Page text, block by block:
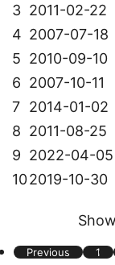
3 2011-02-22
4 2007-07-18
5 2010-09-10
6 2007-10-11
7 2014-01-02
8 2011-08-25
9 2022-04-05
102019-10-30
Previous 1